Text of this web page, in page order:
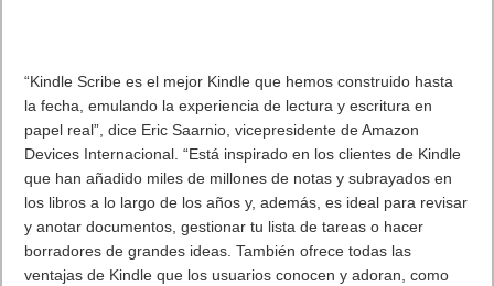
“Kindle Scribe es el mejor Kindle que hemos construido hasta
la fecha, emulando la experiencia de lectura y escritura en
papel real”, dice Eric Saarnio, vicepresidente de Amazon
Devices Internacional. “Está inspirado en los clientes de Kindle
que han añadido miles de millones de notas y subrayados en
los libros a lo largo de los años y, además, es ideal para revisar
y anotar documentos, gestionar tu lista de tareas o hacer
borradores de grandes ideas. También ofrece todas las
ventajas de Kindle que los usuarios conocen y adoran, como